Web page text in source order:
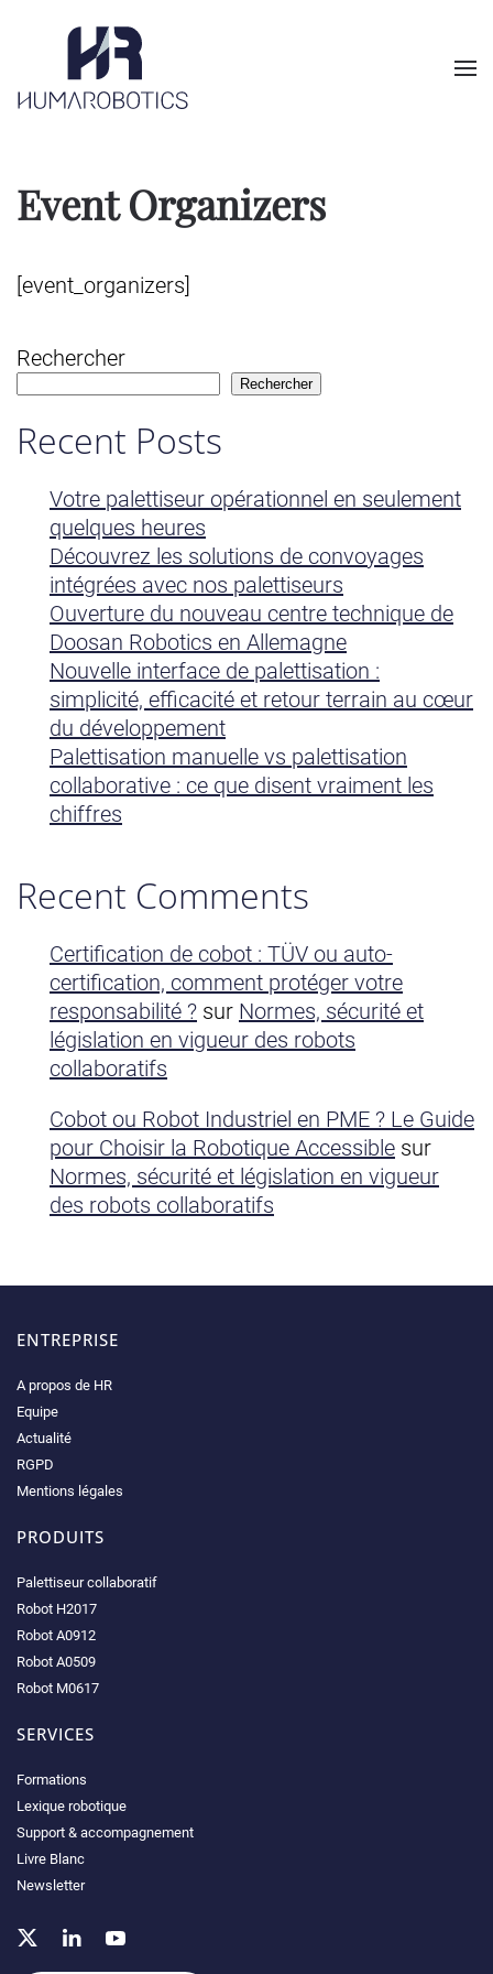
Skip to main content
Event Organizers
[event_organizers]
Rechercher
Rechercher
Recent Posts
Votre palettiseur opérationnel en seulement
quelques heures
Découvrez les solutions de convoyages
intégrées avec nos palettiseurs
Ouverture du nouveau centre technique de
Doosan Robotics en Allemagne
Nouvelle interface de palettisation :
simplicité, efficacité et retour terrain au cœur
du développement
Palettisation manuelle vs palettisation
collaborative : ce que disent vraiment les
chiffres
Recent Comments
Certification de cobot : TÜV ou auto-
certification, comment protéger votre
responsabilité ? sur Normes, sécurité et
législation en vigueur des robots
collaboratifs
Cobot ou Robot Industriel en PME ? Le Guide
pour Choisir la Robotique Accessible sur
Normes, sécurité et législation en vigueur
des robots collaboratifs
ENTREPRISE
A propos de HR
Equipe
Actualité
RGPD
Mentions légales
PRODUITS
Palettiseur collaboratif
Robot H2017
Robot A0912
Robot A0509
Robot M0617
SERVICES
Formations
Lexique robotique
Support & accompagnement
Livre Blanc
Newsletter